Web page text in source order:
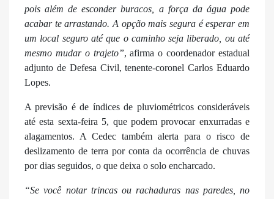
pois além de esconder buracos, a força da água pode
acabar te arrastando. A opção mais segura é esperar em
um local seguro até que o caminho seja liberado, ou até
mesmo mudar o trajeto”, afirma o coordenador estadual
adjunto de Defesa Civil, tenente-coronel Carlos Eduardo
Lopes.
A previsão é de índices de pluviométricos consideráveis
até esta sexta-feira 5, que podem provocar enxurradas e
alagamentos. A Cedec também alerta para o risco de
deslizamento de terra por conta da ocorrência de chuvas
por dias seguidos, o que deixa o solo encharcado.
“Se você notar trincas ou rachaduras nas paredes, no